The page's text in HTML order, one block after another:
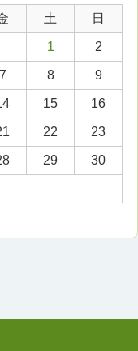
土 日
1 2
7 8 9
15 16
22 23
29 30